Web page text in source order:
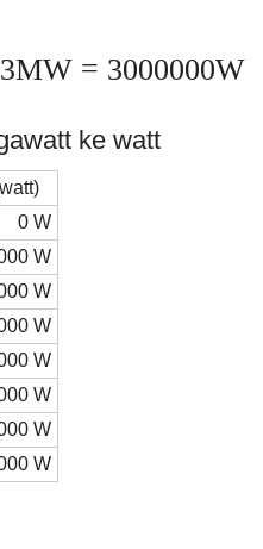
= 3000000W
ke watt
0 W
W
W
W
W
W
W
W